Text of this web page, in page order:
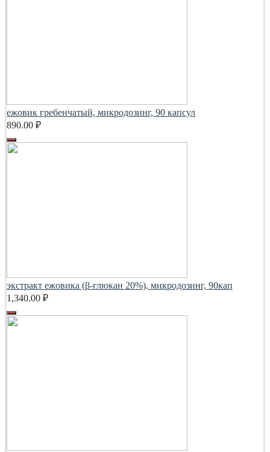
ежовик гребенчатый, микродозинг, 90 капсул
890.00 ₽
экстракт ежовика (β-глюкан 20%), микродозинг, 90кап
1,340.00 ₽